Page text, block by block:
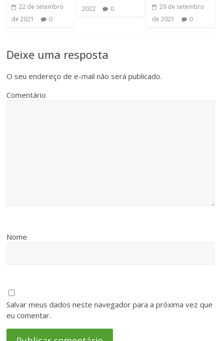
22 de setembro
de 2021
0
2022
0
29 de setembro
de 2021
0
Deixe uma resposta
O seu endereço de e-mail não será publicado.
Comentário
Nome
Salvar meus dados neste navegador para a próxima vez que
eu comentar.